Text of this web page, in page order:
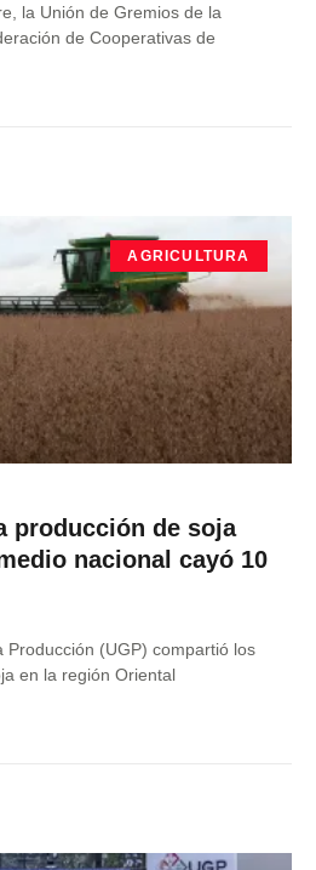
la Unión de Gremios de la
de Cooperativas de
AGRICULTURA
producción de soja
nacional cayó 10
Producción (UGP) compartió los
en la región Oriental